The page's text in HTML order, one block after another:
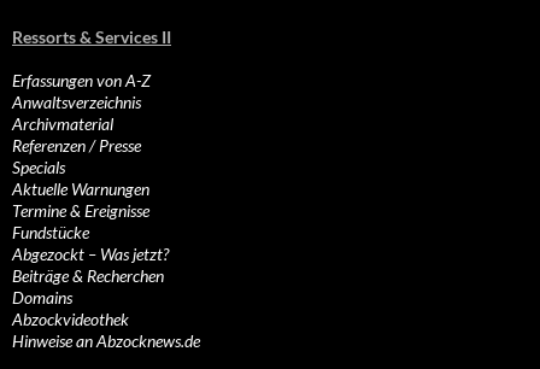
Ressorts & Services II
Erfassungen von A-Z
Anwaltsverzeichnis
Archivmaterial
Referenzen / Presse
Specials
Aktuelle Warnungen
Termine & Ereignisse
Fundstücke
Abgezockt – Was jetzt?
Beiträge & Recherchen
Domains
Abzockvideothek
Hinweise an Abzocknews.de